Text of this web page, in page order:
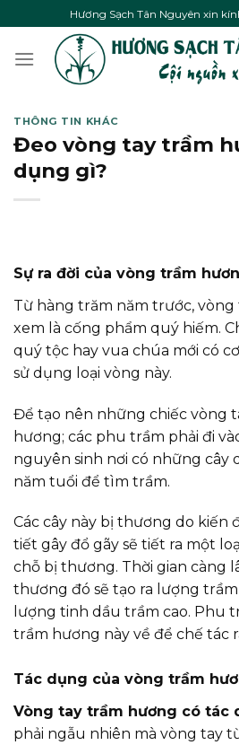
to
content
Hương Sạch Tân Nguyên xin
THÔNG TIN KHÁC
Đeo vòng tay trầm
dụng gì?
Sự ra đời của vòng trầm
Từ hàng trăm năm trước,
xem là cống phẩm quý hiếm.
quý tộc hay vua chúa mới có
sử dụng loại vòng này.
Để tạo nên những chiếc vòng
hương; các phu trầm phải đi
nguyên sinh nơi có những cây
năm tuổi để tìm trầm.
Các cây này bị thương do kiến
tiết gây đổ gãy sẽ tiết ra một
chỗ bị thương. Thời gian càng
thương đó sẽ tạo ra lượng
lượng tinh dầu trầm cao. Phu
trầm hương này về để chế tác
Tác dụng của vòng trầm
Vòng tay trầm hương có tác
phải ngẫu nhiên mà vòng tay